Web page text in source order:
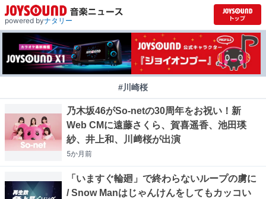
powered byナタリー
#川崎桜
乃木坂46がSo-netの30周年をお祝い！新
Web CMに遠藤さくら、賀喜遥香、池田瑛
紗、井上和、川﨑桜が出演
5か月前
「いますぐ輪廻」で終わらないループの虜に
/ Snow Manはじゃんけんをしてもカッコい